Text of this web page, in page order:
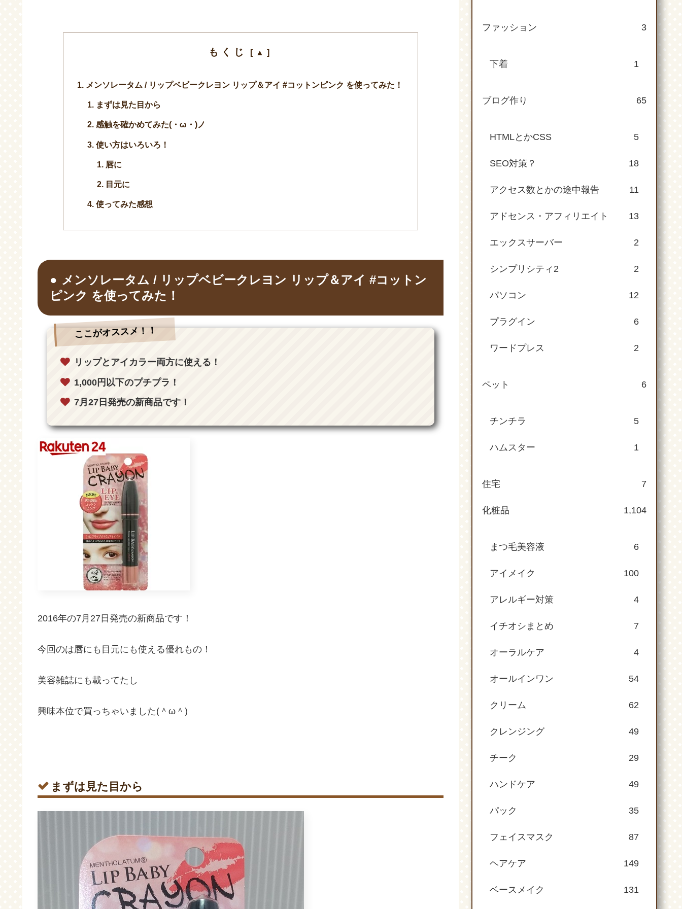
もくじ
メンソレータム / リップベビークレヨン リップ＆アイ #コットンピンク を使ってみた！
まずは見た目から
感触を確かめてみた(・ω・)ノ
使い方はいろいろ！
唇に
目元に
使ってみた感想
メンソレータム / リップベビークレヨン リップ＆アイ #コットン
ピンク を使ってみた！
ここがオススメ！！
リップとアイカラー両方に使える！
1,000円以下のプチプラ！
7月27日発売の新商品です！
2016年の7月27日発売の新商品です！
今回のは唇にも目元にも使える優れもの！
美容雑誌にも載ってたし
興味本位で買っちゃいました(＾ω＾)
まずは見た目から
ファッション 3
下着 1
ブログ作り 65
HTMLとかCSS 5
SEO対策？ 18
アクセス数とかの途中報告 11
アドセンス・アフィリエイト 13
エックスサーバー 2
シンプリシティ2 2
パソコン 12
プラグイン 6
ワードプレス 2
ペット 6
チンチラ 5
ハムスター 1
住宅 7
化粧品 1,104
まつ毛美容液 6
アイメイク 100
アレルギー対策 4
イチオシまとめ 7
オーラルケア 4
オールインワン 54
クリーム 62
クレンジング 49
チーク 29
ハンドケア 49
パック 35
フェイスマスク 87
ヘアケア 149
ベースメイク 131